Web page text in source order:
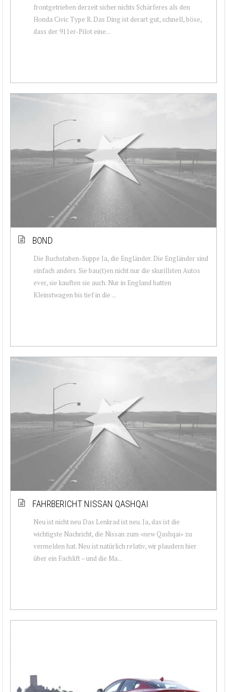
frontgetrieben derzeit sicher nichts Schärferes als den
Honda Civic Type R. Das Ding ist derart gut, schnell, böse,
dass der 911er-Pilot eine...
BOND
Die Buchstaben-Suppe Ja, die Engländer. Die Engländer sind
einfach anders. Sie bau(t)en nicht nur die skurillsten Autos
ever, sie kauften sie auch. Nur in England hatten
Kleinstwagen bis tief in die ...
FAHRBERICHT NISSAN QASHQAI
Neu ist nicht neu Das Lenkrad ist neu. Ja, das ist die
wichtigste Nachricht, die Nissan zum «new Qashqai» zu
vermelden hat. Neu ist natürlich relativ, wir plaudern hier
über ein Fachlift – und die Ma...